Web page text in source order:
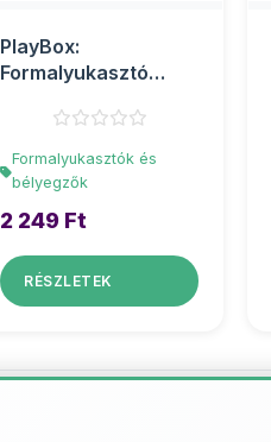
PlayBox:
Formalyukasztó
Formalyukasztók és
bélyegzők
2 249 Ft
RÉSZLETEK